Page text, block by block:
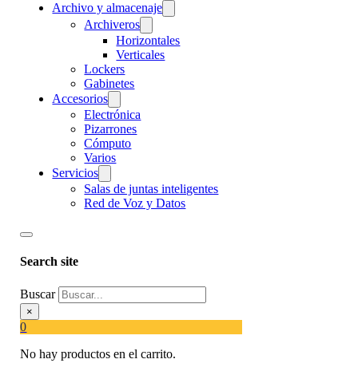
Archivo y almacenaje
Archiveros
Horizontales
Verticales
Lockers
Gabinetes
Accesorios
Electrónica
Pizarrones
Cómputo
Varios
Servicios
Salas de juntas inteligentes
Red de Voz y Datos
Search site
Buscar
×
0
No hay productos en el carrito.